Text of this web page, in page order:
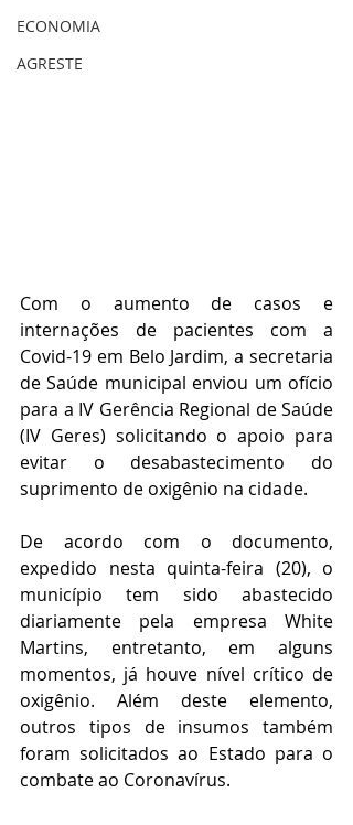
ECONOMIA
AGRESTE
Com o aumento de casos e
internações de pacientes com a
Covid-19 em Belo Jardim, a secretaria
de Saúde municipal enviou um ofício
para a IV Gerência Regional de Saúde
(IV Geres) solicitando o apoio para
evitar o desabastecimento do
suprimento de oxigênio na cidade.
De acordo com o documento,
expedido nesta quinta-feira (20), o
município tem sido abastecido
diariamente pela empresa White
Martins, entretanto, em alguns
momentos, já houve nível crítico de
oxigênio. Além deste elemento,
outros tipos de insumos também
foram solicitados ao Estado para o
combate ao Coronavírus.